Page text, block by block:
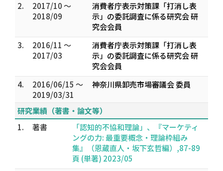
2.
2017/10 ～
2018/09
消費者庁表示対策課「打消し表
示」の委託調査に係る研究会 研
究会会員
3.
2016/11 ～
2017/03
消費者庁表示対策課「打消し表
示」の委託調査に係る研究会 研
究会会員
4.
2016/06/15 ～
2019/03/31
神奈川県卸売市場審議会 委員
研究業績（著書・論文等）
1.
著書
「認知的不協和理論」、『マーケティ
ングの力: 最重要概念・理論枠組み
集』（恩蔵直人・坂下玄哲編）,87-89
頁 (単著) 2023/05